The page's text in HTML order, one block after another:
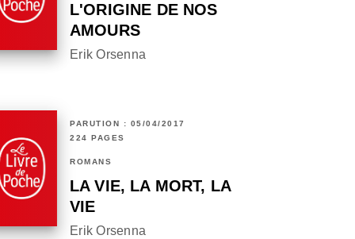
L'ORIGINE DE NOS
AMOURS
Erik Orsenna
PARUTION : 05/04/2017
224 PAGES
ROMANS
LA VIE, LA MORT, LA
VIE
Erik Orsenna